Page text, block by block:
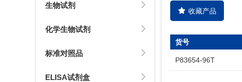
生物试剂
化学生物试剂
标准对照品
ELISA试剂盒
收藏产品
货号
P83654-96T